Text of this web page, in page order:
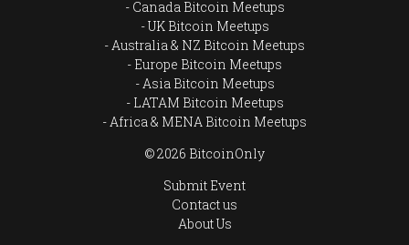
Canada Bitcoin Meetups
UK Bitcoin Meetups
Australia & NZ Bitcoin Meetups
Europe Bitcoin Meetups
Asia Bitcoin Meetups
LATAM Bitcoin Meetups
Africa & MENA Bitcoin Meetups
© 2026 BitcoinOnly
Submit Event
Contact us
About Us